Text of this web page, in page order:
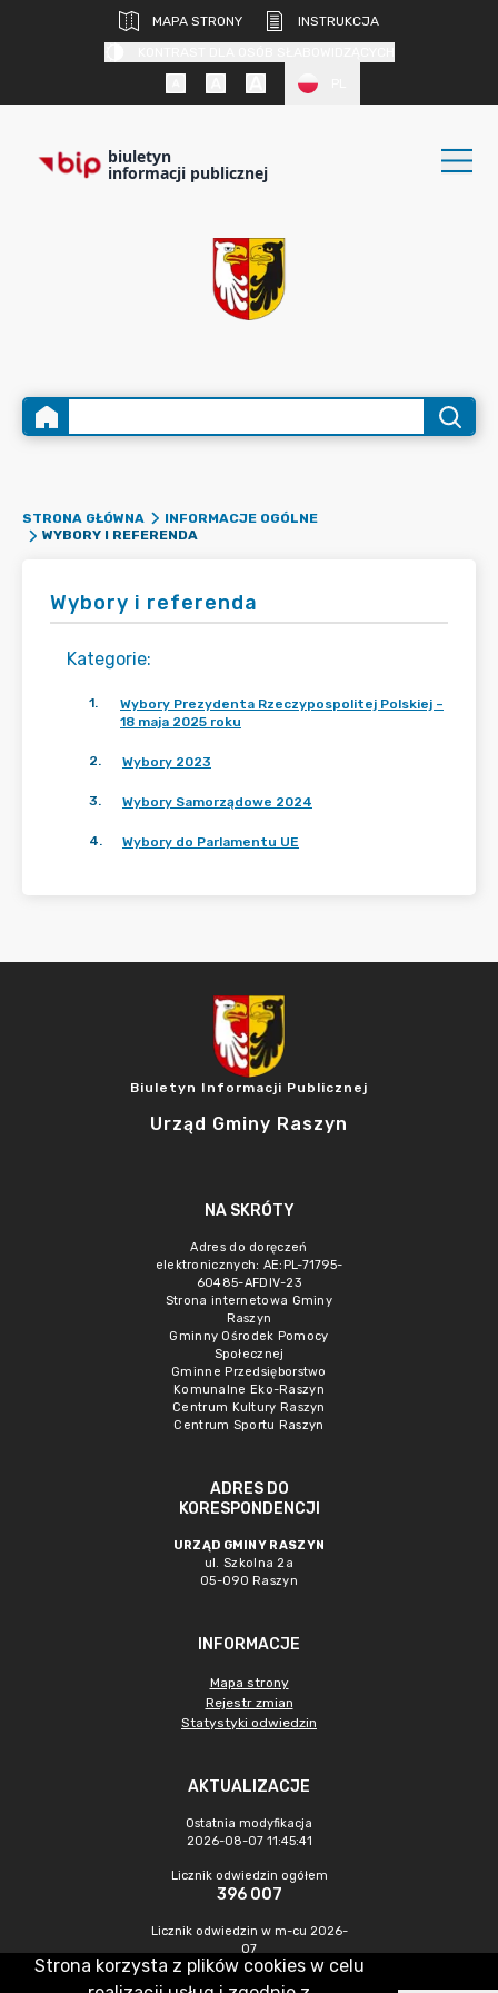
MAPA STRONY
INSTRUKCJA
biuletyn
informacji publicznej
STRONA GŁÓWNA
INFORMACJE OGÓLNE
WYBORY I REFERENDA
Wybory i referenda
Kategorie:
1.
Wybory Prezydenta Rzeczypospolitej Polskiej –
18 maja 2025 roku
2. Wybory 2023
3. Wybory Samorządowe 2024
4. Wybory do Parlamentu UE
Biuletyn Informacji Publicznej
Urząd Gminy Raszyn
NA SKRÓTY
Adres do doręczeń
elektronicznych: AE:PL-71795-
60485-AFDIV-23
Strona internetowa Gminy
Raszyn
Gminny Ośrodek Pomocy
Społecznej
Gminne Przedsięborstwo
Komunalne Eko-Raszyn
Centrum Kultury Raszyn
Centrum Sportu Raszyn
ADRES DO
KORESPONDENCJI
URZĄD GMINY RASZYN
ul. Szkolna 2a
05-090 Raszyn
INFORMACJE
Mapa strony
Rejestr zmian
Statystyki odwiedzin
AKTUALIZACJE
Ostatnia modyfikacja
2026-08-07 11:45:41
Licznik odwiedzin ogółem
396 007
Licznik odwiedzin w m-cu 2026-
07
1 318
Strona korzysta z plików cookies w celu